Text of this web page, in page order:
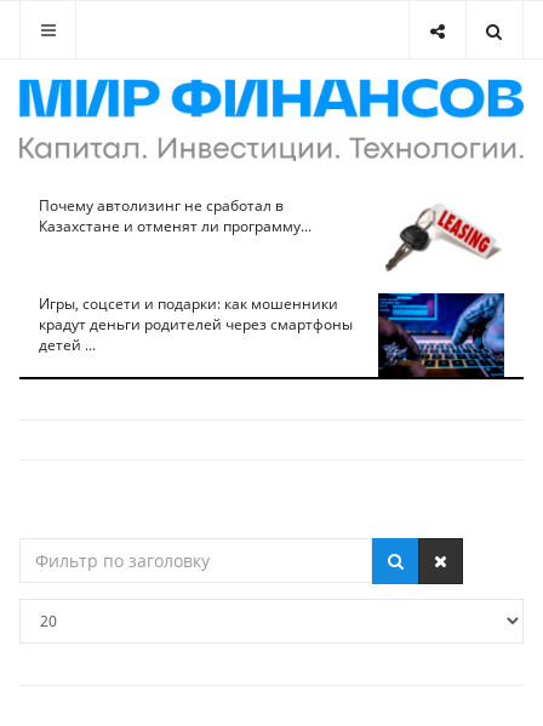
Почему автолизинг не сработал в
Казахстане и отменят ли программу...
Игры, соцсети и подарки: как мошенники
крадут деньги родителей через смартфоны
детей ...
по